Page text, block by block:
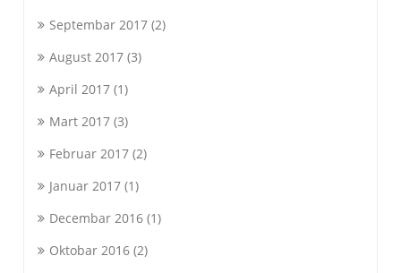
Septembar 2017(2)
August 2017(3)
April 2017(1)
Mart 2017(3)
Februar 2017(2)
Januar 2017(1)
Decembar 2016(1)
Oktobar 2016(2)